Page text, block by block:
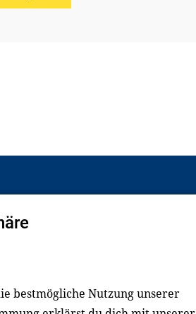
LinkedIn
bestmögliche Nutzung unserer